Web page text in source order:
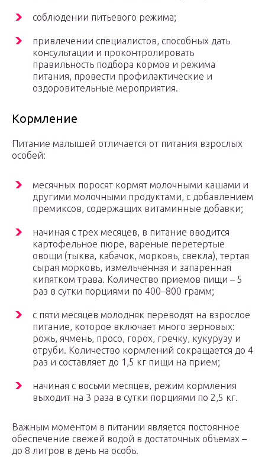
соблюдении питьевого режима;
привлечении специалистов, способных дать
консультации и проконтролировать
правильность подбора кормов и режима
питания, провести профилактические и
оздоровительные мероприятия.
Кормление
Питание малышей отличается от питания взрослых
особей:
месячных поросят кормят молочными кашами и
другими молочными продуктами, с добавлением
премиксов, содержащих витаминные добавки;
начиная с трех месяцев, в питание вводится
картофельное пюре, вареные перетертые
овощи (тыква, кабачок, морковь, свекла), тертая
сырая морковь, измельченная и запаренная
кипятком трава. Количество приемов пищи – 5
раз в сутки порциями по 400–800 грамм;
с пяти месяцев молодняк переводят на взрослое
питание, которое включает много зерновых:
рожь, ячмень, просо, горох, гречку, кукурузу и
отруби. Количество кормлений сокращается до 4
раз и составляет до 1,5 кг пищи на прием;
начиная с восьми месяцев, режим кормления
выходит на 3 раза в сутки порциями по 2,5 кг.
Важным моментом в питании является постоянное
обеспечение свежей водой в достаточных объемах –
до 8 литров в день на особь.